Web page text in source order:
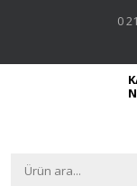
0